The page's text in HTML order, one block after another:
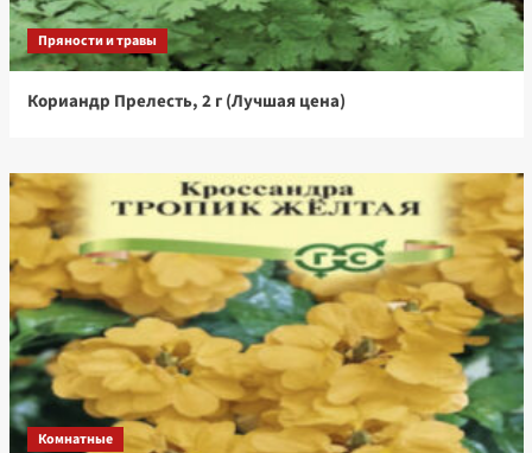
Пряности и травы
Кориандр Прелесть, 2 г (Лучшая цена)
Комнатные